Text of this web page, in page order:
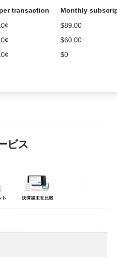
transaction
Monthly
$89.00
$60.00
$0
ビス